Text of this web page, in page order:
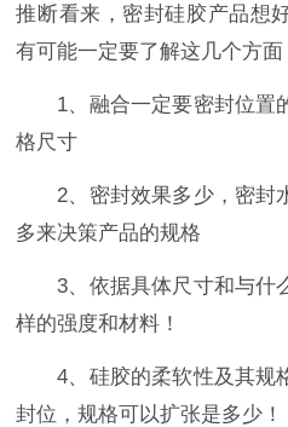
推断看来，密封硅胶产品想
有可能一定要了解这几个方面
1、融合一定要密封位置
格尺寸
2、密封效果多少，密封
多来决策产品的规格
3、依据具体尺寸和与什
样的强度和材料！
4、硅胶的柔软性及其规
封位，规格可以扩张是多少！